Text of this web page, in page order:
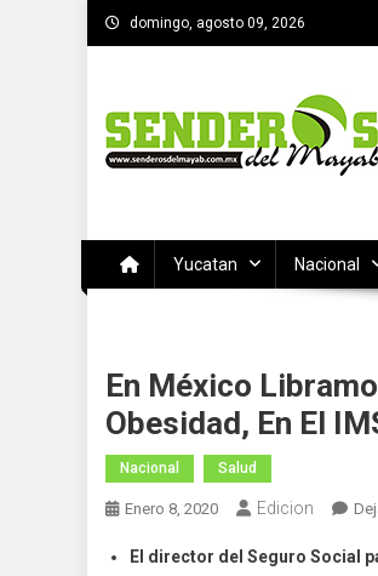
Saltar
al
domingo, agosto 09, 2026
Yucatan Nacional
En México
Obesidad, En El
Nacional Salud
Enero 8, 2020 Edicion
El director del Seguro Social